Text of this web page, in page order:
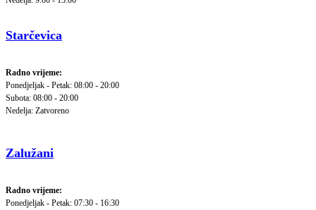
Starčevica
Radno vrijeme:
Ponedjeljak - Petak: 08:00 - 20:00
Subota: 08:00 - 20:00
Nedelja: Zatvoreno
Zalužani
Radno vrijeme:
Ponedjeljak - Petak: 07:30 - 16:30